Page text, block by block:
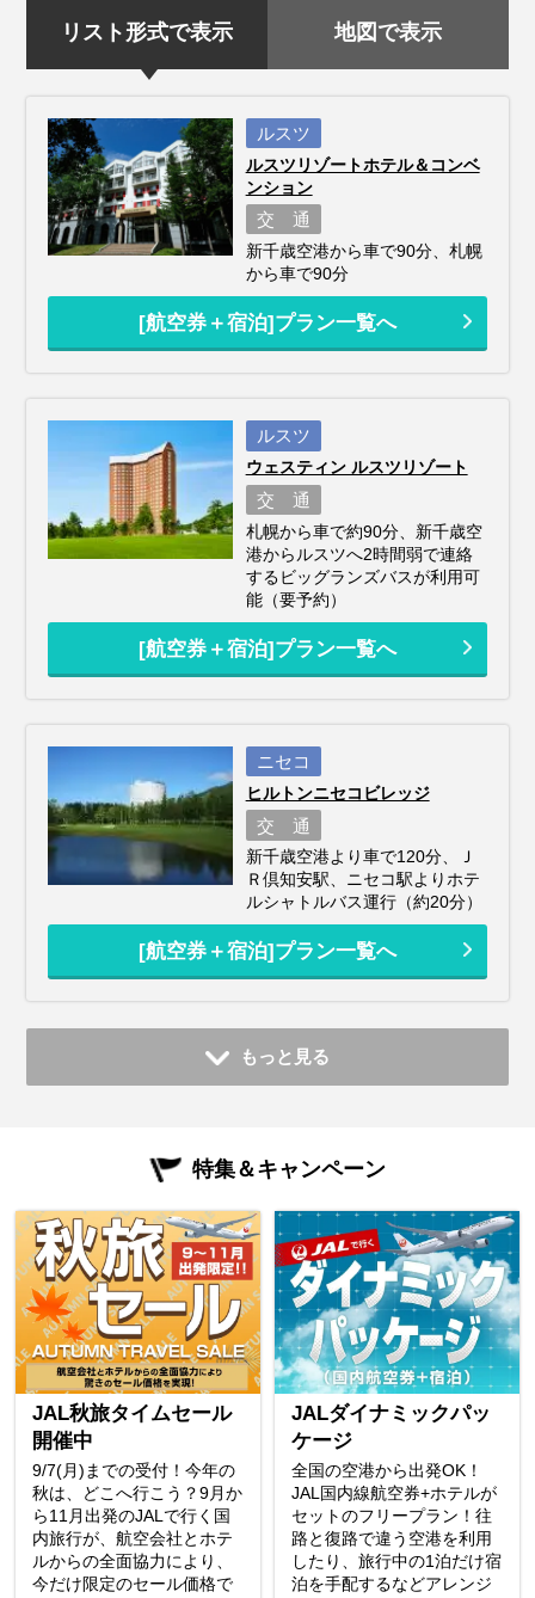
リスト形式で表示 地図で表示
ルスツ
ルスツリゾートホテル＆コンベ
ンション
交 通
新千歳空港から車で90分、札幌
から車で90分
[航空券＋宿泊]プラン一覧へ
ルスツ
ウェスティン ルスツリゾート
交 通
札幌から車で約90分、新千歳空
港からルスツへ2時間弱で連絡
するビッグランズバスが利用可
能（要予約）
[航空券＋宿泊]プラン一覧へ
ニセコ
ヒルトンニセコビレッジ
交 通
新千歳空港より車で120分、Ｊ
Ｒ倶知安駅、ニセコ駅よりホテ
ルシャトルバス運行（約20分）
[航空券＋宿泊]プラン一覧へ
もっと見る
特集＆キャンペーン
JAL秋旅タイムセール
開催中
9/7(月)までの受付！今年の
秋は、どこへ行こう？9月か
ら11月出発のJALで行く国
内旅行が、航空会社とホテ
ルからの全面協力により、
今だけ限定のセール価格で
JALダイナミックパッ
ケージ
全国の空港から出発OK！
JAL国内線航空券+ホテルが
セットのフリープラン！往
路と復路で違う空港を利用
したり、旅行中の1泊だけ宿
泊を手配するなどアレンジ